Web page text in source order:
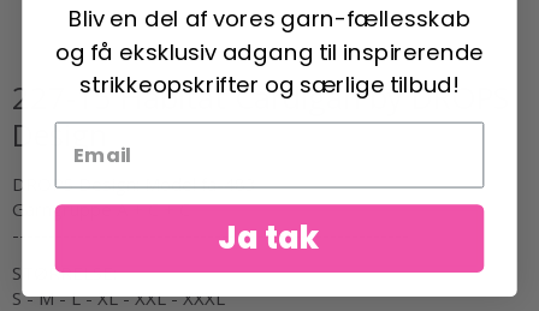
227-15 Habitat Cardigan by DROPS
Design
DROPS Design: Model fa-483
Garngruppe A + C + C
-------------------------------------------------------
STØRRELSE:
S - M - L - XL - XXL - XXXL
Bliv en del af vores garn-fællesskab
og få eksklusiv adgang til inspirerende
strikkeopskrifter og særlige tilbud!
Ja tak